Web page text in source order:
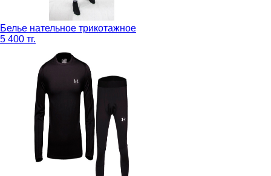
Белье нательное трикотажное
5 400 тг.